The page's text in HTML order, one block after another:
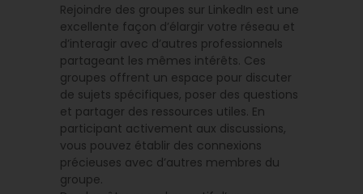
Rejoindre des groupes sur LinkedIn est une
excellente façon d’élargir votre réseau et
d’interagir avec d’autres professionnels
partageant les mêmes intérêts. Ces
groupes offrent un espace pour discuter
de sujets spécifiques, poser des questions
et partager des ressources utiles. En
participant activement aux discussions,
vous pouvez établir des connexions
précieuses avec d’autres membres du
groupe.